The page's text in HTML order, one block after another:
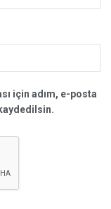
için adım, e-posta